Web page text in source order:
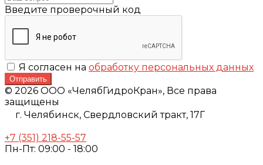
Введите проверочный код
Я согласен на обработку персональных данных
Отправить
© 2026 ООО «ЧелябГидроКран», Все права
защищены
г. Челябинск, Свердловский тракт, 17Г
+7 (351) 218-55-57
Пн-Пт: 09:00 - 18:00